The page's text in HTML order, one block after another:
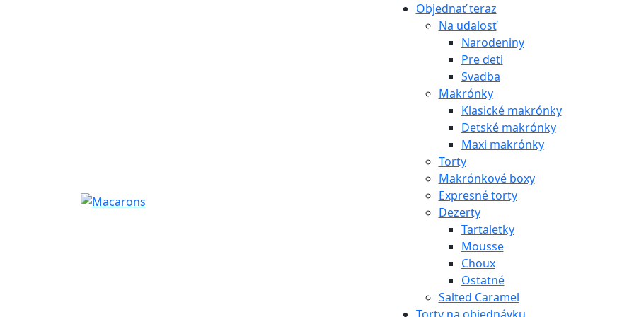
Objednať teraz
Na udalosť
Narodeniny
Pre deti
Svadba
Makrónky
Klasické makrónky
Detské makrónky
Maxi makrónky
Torty
Makrónkové boxy
Expresné torty
Dezerty
Tartaletky
Mousse
Choux
Ostatné
Salted Caramel